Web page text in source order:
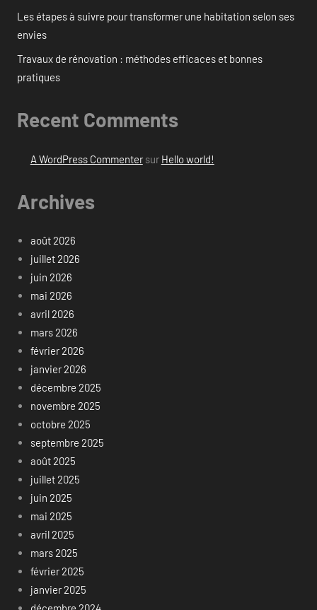
Les étapes à suivre pour transformer une habitation selon ses
envies
Travaux de rénovation : méthodes efficaces et bonnes
pratiques
Recent Comments
A WordPress Commentersur Hello world!
Archives
août 2026
juillet 2026
juin 2026
mai 2026
avril 2026
mars 2026
février 2026
janvier 2026
décembre 2025
novembre 2025
octobre 2025
septembre 2025
août 2025
juillet 2025
juin 2025
mai 2025
avril 2025
mars 2025
février 2025
janvier 2025